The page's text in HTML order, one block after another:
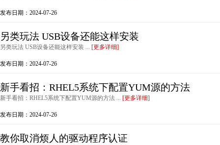
发布日期：2024-07-26
另类玩法 USB设备还能这样安装
另类玩法 USB设备还能这样安装 ... [更多详细]
发布日期：2024-07-26
新手看招：RHEL5系统下配置YUM源的方法
新手看招：RHEL5系统下配置YUM源的方法 ... [更多详细]
发布日期：2024-07-26
教你取消烦人的驱动程序认证